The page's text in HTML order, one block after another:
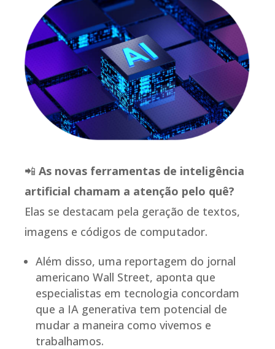
📲 As novas ferramentas de inteligência
artificial chamam a atenção pelo quê?
Elas se destacam pela geração de textos,
imagens e códigos de computador.
Além disso, uma reportagem do jornal
americano Wall Street, aponta que
especialistas em tecnologia concordam
que a IA generativa tem potencial de
mudar a maneira como vivemos e
trabalhamos.